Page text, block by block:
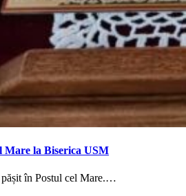
la Biserica USM
în Postul cel Mare.…